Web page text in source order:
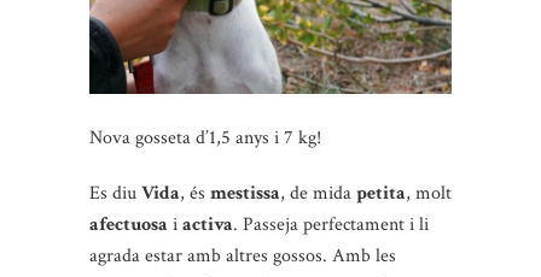
Nova gosseta d’1,5 anys i 7 kg!
Es diuVida, és mestissa, de midapetita, molt
afectuosa iactiva. Passeja perfectament i li
agrada estar amb altres gossos. Amb les